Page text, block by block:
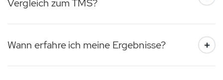
Vergleich zum TMS?
Wann erfahre ich meine Ergebnisse?